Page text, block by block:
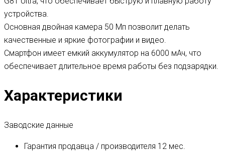
устройства.
Основная двойная камера 50 Мп позволит делать
качественные и яркие фотографии и видео.
Смартфон имеет емкий аккумулятор на 6000 мАч, что
обеспечивает длительное время работы без подзарядки.
Характеристики
Заводские данные
Гарантия продавца / производителя 12 мес.